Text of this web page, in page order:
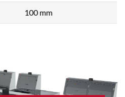
100 mm